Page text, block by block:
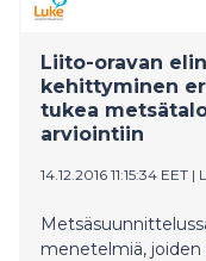
Liito-oravan
kehittyminen
tukea
arviointiin
14.12.2016 11:15:34 EET |
menetelmiä, joiden